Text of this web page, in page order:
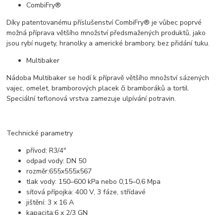
CombiFry®
Díky patentovanému příslušenství CombiFry® je vůbec poprvé
možná příprava většího množství předsmažených produktů, jako
jsou rybí nugety, hranolky a americké brambory, bez přidání tuku.
Multibaker
Nádoba Multibaker se hodí k přípravě většího množství sázených
vajec, omelet, bramborových placek či bramboráků a tortil.
Speciální teflonová vrstva zamezuje ulpívání potravin.
Technické parametry
přívod: R3/4"
odpad vody: DN 50
rozměr:655x555x567
tlak vody: 150–600 kPa nebo 0,15–0,6 Mpa
síťová přípojka: 400 V, 3 fáze, střídavé
jištění: 3 x 16 A
kapacita:6 x 2/3 GN